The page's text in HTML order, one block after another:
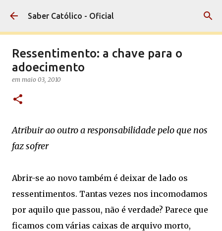
Pular para o conteúdo principal
Saber Católico - Oficial
Ressentimento: a chave para o
adoecimento
em maio 03, 2010
Atribuir ao outro a responsabilidade pelo que nos
faz sofrer
Abrir-se ao novo também é deixar de lado os
ressentimentos. Tantas vezes nos incomodamos
por aquilo que passou, não é verdade? Parece que
ficamos com várias caixas de arquivo morto,